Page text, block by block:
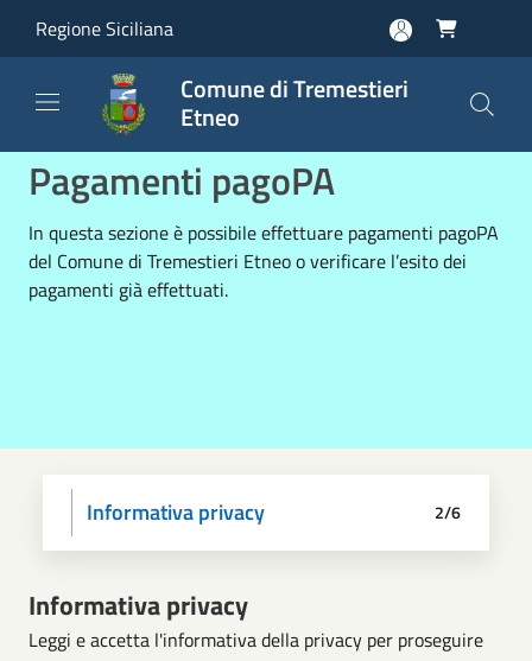
Regione Siciliana 
Comune di Tremestieri
Etneo
Pagamenti pagoPA
In questa sezione è possibile effettuare pagamenti pagoPA
del Comune di Tremestieri Etneo o verificare l’esito dei
pagamenti già effettuati.
Scegli operazione
Informativa privacy
Scegli il pagamento
Dati anagrafici
Paga
Riepilogo 2/6
Informativa privacy
Leggi e accetta l'informativa della privacy per proseguire